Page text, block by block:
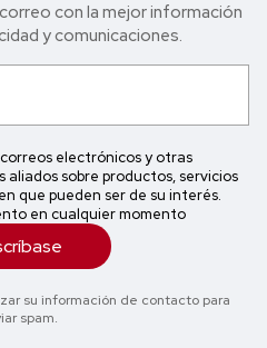
con la mejor in formación
y comunicaciones.
electrónicos y otras
aliados sobre productos, servicios
que pueden ser de su interés.
en cualquier momento
su información de contacto para
spam.